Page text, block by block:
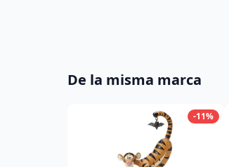
De la misma marca
-11%